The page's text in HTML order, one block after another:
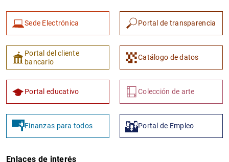
Sede Electrónica Portal de transparencia
Portal del cliente
bancario
Catálogo de datos
Portal educativo Colección de arte
Finanzas para todos Portal de Empleo
Enlaces de interés